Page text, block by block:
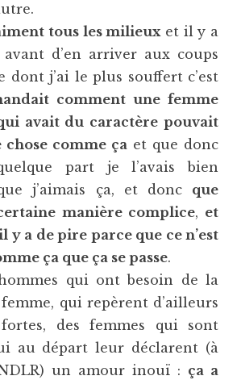
tous les milieuxet il y a
avant d’en arriver aux coups
dont j’ai le plus souffert c’est
comment une femme
avait du caractère pouvait
comme ça et que donc
part je l’avais bien
j’aimais ça, et donc que
manière complice, et
y a de pire parce que ce n’est
ça que ça se passe.
qui ont besoin de la
qui repèrent d’ailleurs
des femmes qui sont
au départ leur déclarent (à
un amour inouï : ça a